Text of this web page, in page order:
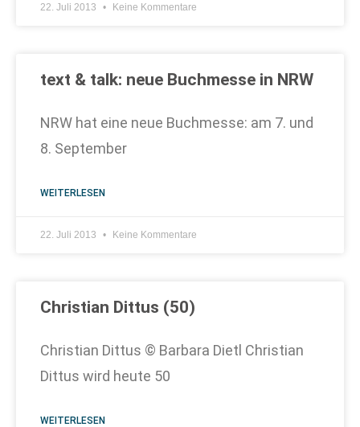
22. Juli 2013 Keine Kommentare
text & talk: neue Buchmesse in NRW
NRW hat eine neue Buchmesse: am 7. und
8. September
WEITERLESEN
22. Juli 2013 Keine Kommentare
Christian Dittus (50)
Christian Dittus © Barbara Dietl Christian
Dittus wird heute 50
WEITERLESEN